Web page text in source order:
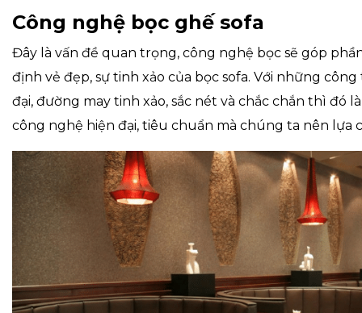
Công nghệ bọc ghế sofa
Đây là vấn đề quan trọng, công nghệ bọc sẽ góp
định vẻ đẹp, sự tinh xảo của bọc sofa. Với những
đại, đường may tinh xảo, sắc nét và chắc chắn thì đó
công nghệ hiện đại, tiêu chuẩn mà chúng ta nên lựa